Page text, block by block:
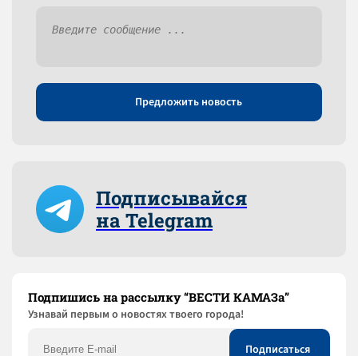
Предложить новость
Подписывайся
на Telegram
Подпишись на рассылку “ВЕСТИ КАМАЗа”
Узнaвай первым о новостях твоего города!